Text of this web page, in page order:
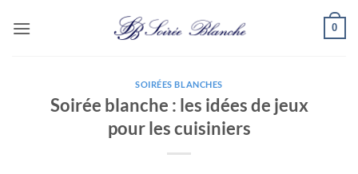
0
SOIRÉES BLANCHES
Soirée blanche : les idées de jeux
pour les cuisiniers